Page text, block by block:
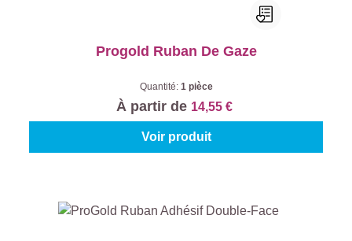
Progold Ruban De Gaze
Quantité: 1 pièce
À partir de 14,55 €
Voir produit